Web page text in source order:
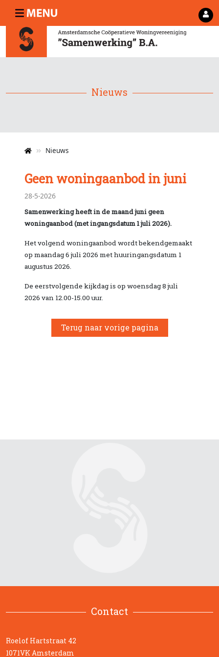
Nieuws
Nieuws
Geen woningaanbod in juni
28-5-2026
Samenwerking heeft in de maand juni geen
woningaanbod (met ingangsdatum 1 juli 2026).
Het volgend woningaanbod wordt bekendgemaakt
op maandag 6 juli 2026 met huuringangsdatum 1
augustus 2026.
De eerstvolgende kijkdag is op woensdag 8 juli
2026 van 12.00-15.00 uur.
Terug naar vorige pagina
Contact
Roelof Hartstraat 42
1071VK Amsterdam